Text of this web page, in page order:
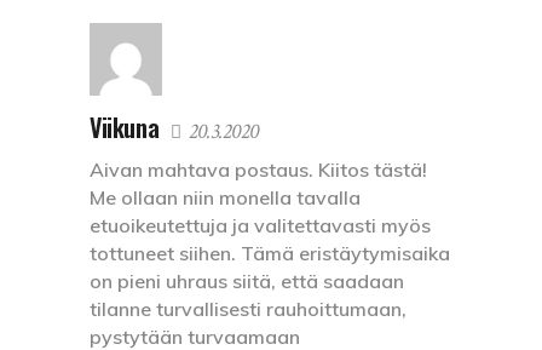
Viikuna 20.3.2020
Aivan mahtava postaus. Kiitos tästä!
Me ollaan niin monella tavalla
etuoikeutettuja ja valitettavasti myös
tottuneet siihen. Tämä eristäytymisaika
on pieni uhraus siitä, että saadaan
tilanne turvallisesti rauhoittumaan,
pystytään turvaamaan